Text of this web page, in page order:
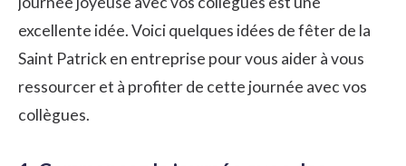
excellente idée. Voici quelques idées de fêter de la
Saint Patrick en entreprise pour vous aider à vous
ressourcer et à profiter de cette journée avec vos
collègues.